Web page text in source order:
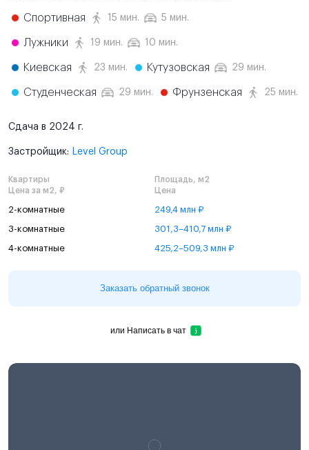
Спортивная 15 мин. 5 мин.
Лужники 19 мин. 10 мин.
Киевская 23 мин. Кутузовская 29 мин.
Студенческая 29 мин. Фрунзенская 25 мин.
Сдача в 2024 г.
Застройщик: Level Group
Квартиры
Площадь, м2
Цена за м2, ₽
Цена
2-комнатные 249,4 млн ₽
3-комнатные 301,3–410,7 млн ₽
4-комнатные 425,2–509,3 млн ₽
Заказать обратный звонок
или Написать в чат